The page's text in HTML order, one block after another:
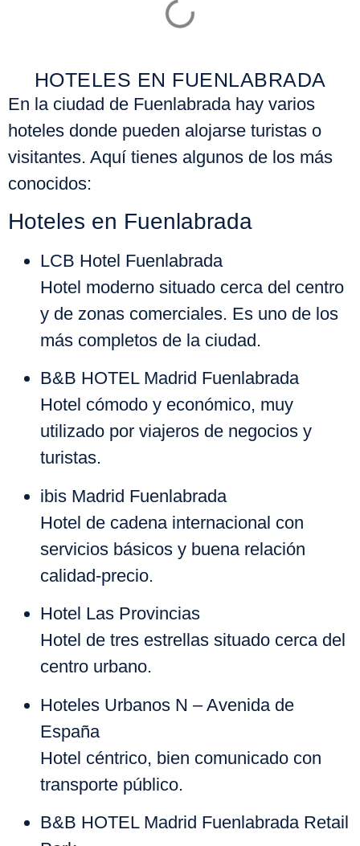
HOTELES EN FUENLABRADA
En la ciudad de Fuenlabrada hay varios
hoteles donde pueden alojarse turistas o
visitantes. Aquí tienes algunos de los más
conocidos:
Hoteles en Fuenlabrada
LCB Hotel Fuenlabrada
Hotel moderno situado cerca del centro
y de zonas comerciales. Es uno de los
más completos de la ciudad.
B&B HOTEL Madrid Fuenlabrada
Hotel cómodo y económico, muy
utilizado por viajeros de negocios y
turistas.
ibis Madrid Fuenlabrada
Hotel de cadena internacional con
servicios básicos y buena relación
calidad-precio.
Hotel Las Provincias
Hotel de tres estrellas situado cerca del
centro urbano.
Hoteles Urbanos N – Avenida de
España
Hotel céntrico, bien comunicado con
transporte público.
B&B HOTEL Madrid Fuenlabrada Retail